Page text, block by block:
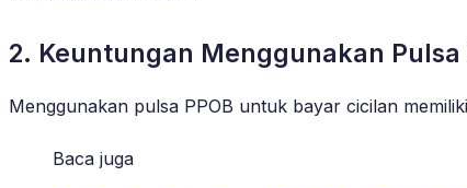
2. Keuntungan Menggunakan Pulsa
Menggunakan pulsa PPOB untuk bayar cicilan
Baca juga